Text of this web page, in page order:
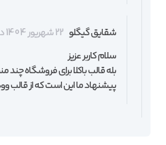
شقایق گیگلو 22 شهریور 1404 در 15:04
سلام کاربر عزیز
بله قالب باکلا برای فروشگاه
پیشنهاد ما این است که ازقالب